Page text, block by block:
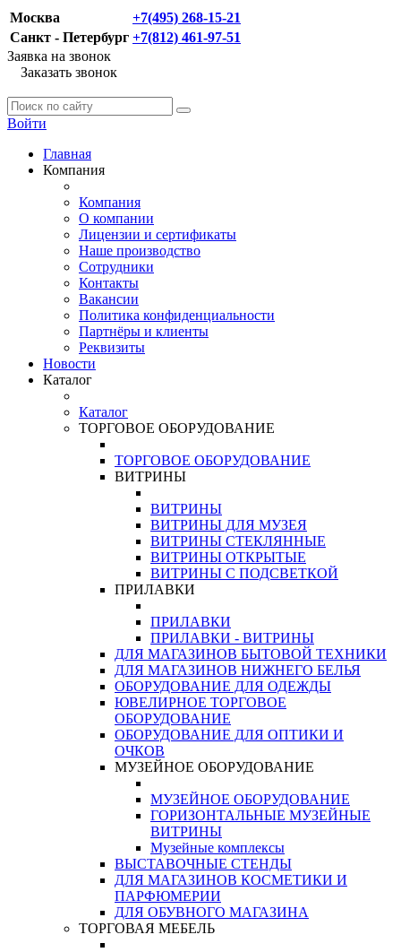
Москва
+7(495) 268-15-21
Санкт - Петербург +7(812) 461-97-51
Заявка на звонок
Заказать звонок
Войти
Главная
Компания
Компания
О компании
Лицензии и сертификаты
Наше производство
Сотрудники
Контакты
Вакансии
Политика конфиденциальности
Партнёры и клиенты
Реквизиты
Новости
Каталог
Каталог
ТОРГОВОЕ ОБОРУДОВАНИЕ
ТОРГОВОЕ ОБОРУДОВАНИЕ
ВИТРИНЫ
ВИТРИНЫ
ВИТРИНЫ ДЛЯ МУЗЕЯ
ВИТРИНЫ СТЕКЛЯННЫЕ
ВИТРИНЫ ОТКРЫТЫЕ
ВИТРИНЫ С ПОДСВЕТКОЙ
ПРИЛАВКИ
ПРИЛАВКИ
ПРИЛАВКИ - ВИТРИНЫ
ДЛЯ МАГАЗИНОВ БЫТОВОЙ ТЕХНИКИ
ДЛЯ МАГАЗИНОВ НИЖНЕГО БЕЛЬЯ
ОБОРУДОВАНИЕ ДЛЯ ОДЕЖДЫ
ЮВЕЛИРНОЕ ТОРГОВОЕ
ОБОРУДОВАНИЕ
ОБОРУДОВАНИЕ ДЛЯ ОПТИКИ И
ОЧКОВ
МУЗЕЙНОЕ ОБОРУДОВАНИЕ
МУЗЕЙНОЕ ОБОРУДОВАНИЕ
ГОРИЗОНТАЛЬНЫЕ МУЗЕЙНЫЕ
ВИТРИНЫ
Музейные комплексы
ВЫСТАВОЧНЫЕ СТЕНДЫ
ДЛЯ МАГАЗИНОВ КОСМЕТИКИ И
ПАРФЮМЕРИИ
ДЛЯ ОБУВНОГО МАГАЗИНА
ТОРГОВАЯ МЕБЕЛЬ